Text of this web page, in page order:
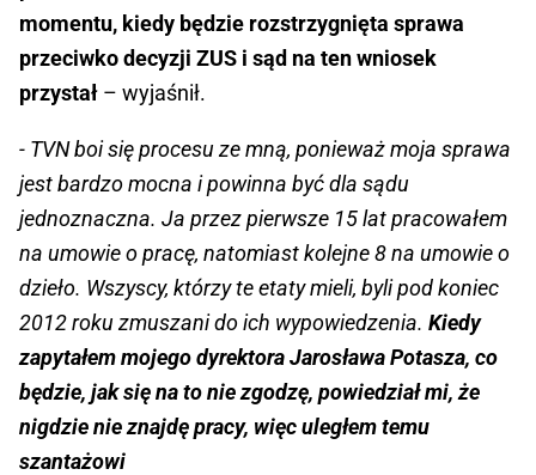
momentu, kiedy będzie rozstrzygnięta sprawa
przeciwko decyzji ZUS i sąd na ten wniosek
przystał – wyjaśnił.
- TVN boi się procesu ze mną, ponieważ moja sprawa
jest bardzo mocna i powinna być dla sądu
jednoznaczna. Ja przez pierwsze 15 lat pracowałem
na umowie o pracę, natomiast kolejne 8 na umowie o
dzieło. Wszyscy, którzy te etaty mieli, byli pod koniec
2012 roku zmuszani do ich wypowiedzenia. Kiedy
zapytałem mojego dyrektora Jarosława Potasza, co
będzie, jak się na to nie zgodzę, powiedział mi, że
nigdzie nie znajdę pracy, więc uległem temu
szantażowi